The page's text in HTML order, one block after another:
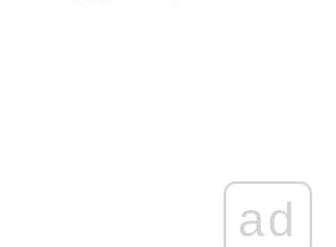
ad